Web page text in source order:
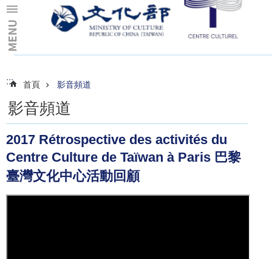
跳到主要內容區塊
:::
::: 首頁 影音頻道
影音頻道
2017 Rétrospective des activités du
Centre Culture de Taïwan à Paris 巴黎
臺灣文化中心活動回顧